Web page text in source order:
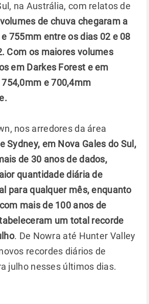
na Austrália, com relatos de
de chuva chegaram a
755mm entre os dias 02 e 08
Com os maiores volumes
em Darkes Forest e em
e 700,4mm
nos arredores da área
Sydney, em Nova Gales do Sul,
de 30 anos de dados,
quantidade diária de
para qualquer mês, enquanto
mais de 100 anos de
um total recorde
. De Nowra até Hunter Valley
recordes diários de
julho nesses últimos dias.